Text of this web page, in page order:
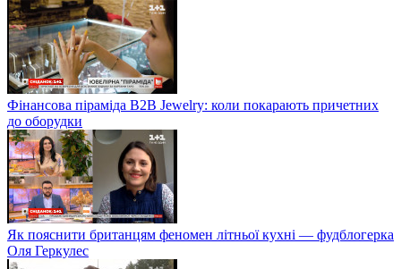
Фінансова піраміда B2B Jewelry: коли покарають причетних
до оборудки
Як пояснити британцям феномен літньої кухні — фудблогерка
Оля Геркулес